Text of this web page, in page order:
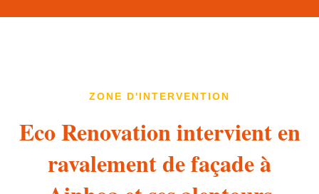
ZONE D'INTERVENTION
Eco Renovation intervient en
ravalement de façade à